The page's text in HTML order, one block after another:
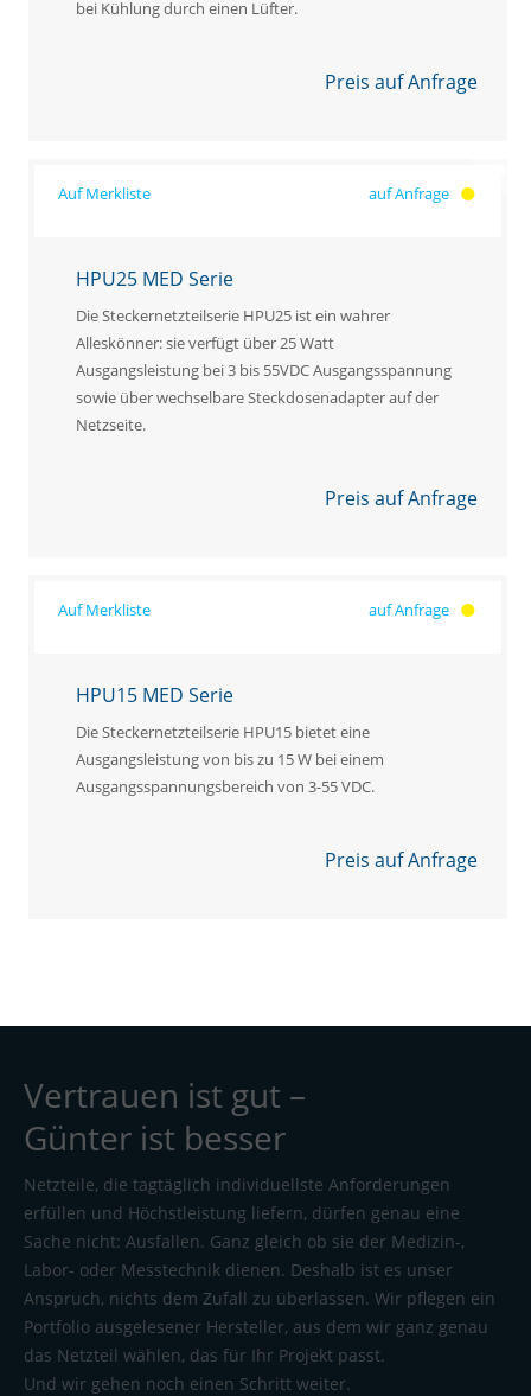
bei Kühlung durch einen Lüfter.
Preis auf Anfrage
auf Anfrage
HPU25 MED Serie
Die Steckernetzteilserie HPU25 ist ein wahrer
Alleskönner: sie verfügt über 25 Watt
Ausgangsleistung bei 3 bis 55VDC Ausgangsspannung
sowie über wechselbare Steckdosenadapter auf der
Netzseite.
Preis auf Anfrage
auf Anfrage
HPU15 MED Serie
Die Steckernetzteilserie HPU15 bietet eine
Ausgangsleistung von bis zu 15 W bei einem
Ausgangsspannungsbereich von 3-55 VDC.
Preis auf Anfrage
Vertrauen ist gut –
Günter ist besser
Netzteile, die tagtäglich individuellste Anforderungen
erfüllen und Höchstleistung liefern, dürfen genau eine
Sache nicht: Ausfallen. Ganz gleich ob sie der Medizin-,
Labor- oder Messtechnik dienen. Deshalb ist es unser
Anspruch, nichts dem Zufall zu überlassen. Wir pflegen ein
Portfolio ausgelesener Hersteller, aus dem wir ganz genau
das Netzteil wählen, das für Ihr Projekt passt.
Und wir gehen noch einen Schritt weiter.